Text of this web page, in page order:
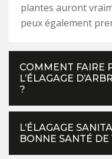
plantes auront
peux également
COMMENT FAIRE
L’ÉLAGAGE
?
L’ÉLAGAGE
BONNE SANTÉ DE